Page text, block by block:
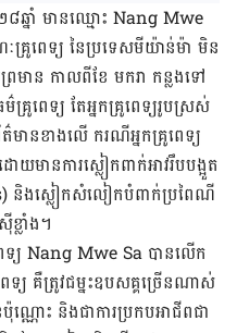
ឆ្នាំ ​មាន​ឈ្មោះ Nang Mwe
រូ​ពេទ្យ​ នៃ​ប្រទេស​មី​យ៉ាន់​ម៉ា មិន​
រមាន កាល​ពី​ខែ​ មករា​ កន្លង​ទៅ
េទ្យ​ តែ​អ្នក​គ្រូ​ពេទ្យ​រូប​ស្រស់​
មានខាង​លើ ករណី​អ្នក​គ្រូ​ពេទ្យ
មាន​ការ​ស្លៀក​ពាក់​អាវ​រឹប​​បង្អួត​
និង​ស្លៀក​សំលៀក​បំពាក់​ប្រពៃណី​
លាំង។
យ Nang Mwe Sa បាន​​លើក​
ទ្យ​ គឺ​ត្រូវ​ជម្នះ​ឧបសគ្គ​ច្រើន​ណាស់
ណ្ណោះ និង​ជា​ការ​ប្រកប​អាជីព​ជា​